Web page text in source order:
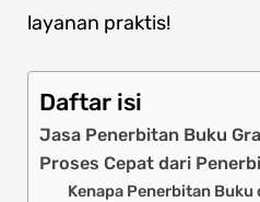
layanan praktis!
Daftar isi
Jasa Penerbitan Buku
Proses Cepat dari
Kenapa Penerbitan Buku